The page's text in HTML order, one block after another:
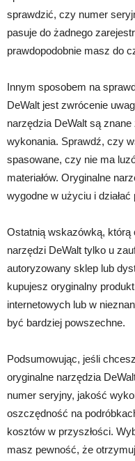
sprawdzić, czy numer
pasuje do żadnego
prawdopodobnie masz do
Innym sposobem na
DeWalt jest zwrócenie
narzędzia DeWalt są
wykonania. Sprawdź, czy
spasowane, czy nie ma
materiałów. Oryginalne
wygodne w użyciu i działać
Ostatnią wskazówką,
narzędzi DeWalt tylko u
autoryzowany sklep lub
kupujesz oryginalny
internetowych lub w
być bardziej powszechne.
Podsumowując, jeśli
oryginalne narzędzia
numer seryjny, jakość
oszczędność na
kosztów w przyszłości.
masz pewność, że